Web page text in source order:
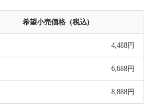
希望小売価格（税込)
4,488円
6,688円
8,888円